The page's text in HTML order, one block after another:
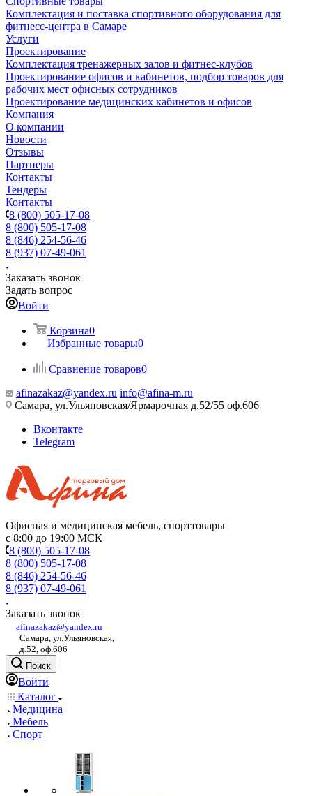
Комплектация и поставка спортивного оборудования для
фитнесс-центра в Самаре
Услуги
Проектирование
Комплектация тренажерных залов и фитнес-клубов
Проектирование офисов и кабинетов, подбор товаров для
рабочих мест офисных сотрудников
Проектирование медицинских кабинетов и офисов
Компания
О компании
Новости
Отзывы
Партнеры
Контакты
Тендеры
Контакты
8 (800) 505-17-08
8 (800) 505-17-08
8 (846) 254-56-46
8 (937) 07-49-061
Заказать звонок
Задать вопрос
Войти
Корзина0
Избранные товары0
Сравнение товаров0
afinazakaz@yandex.ru info@afina-m.ru
Самара, ул.Ульяновская/Ярмарочная д.52/55 оф.606
Вконтакте
Telegram
Офисная и медицинская мебель, спорттовары
с 8:00 до 19:00 МСК
8 (800) 505-17-08
8 (800) 505-17-08
8 (846) 254-56-46
8 (937) 07-49-061
Заказать звонок
afinazakaz@yandex.ru
Самара, ул.Ульяновская,
д.52, оф.606
Поиск
Войти
Каталог
Медицина
Мебель
Спорт